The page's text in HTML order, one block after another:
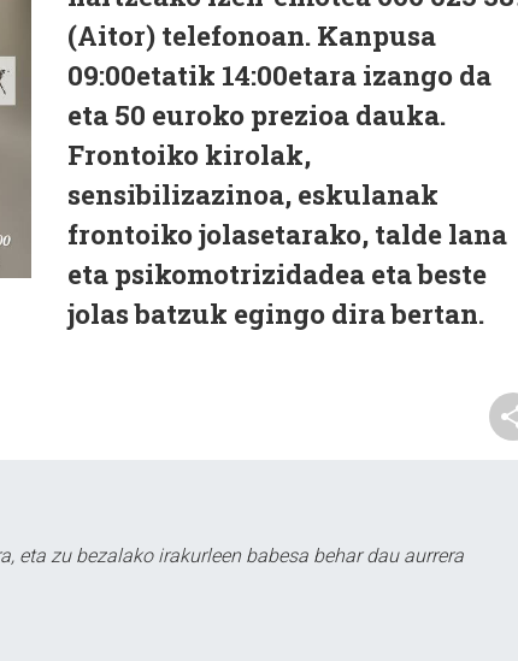
(Aitor) telefonoan. Kanpusa
09:00etatik 14:00etara izango da
eta 50 euroko prezioa dauka.
Frontoiko kirolak,
sensibilizazinoa, eskulanak
frontoiko jolasetarako, talde lana
eta psikomotrizidadea eta beste
jolas batzuk egingo dira bertan.
eta zu bezalako irakurleen babesa behar dau aurrera